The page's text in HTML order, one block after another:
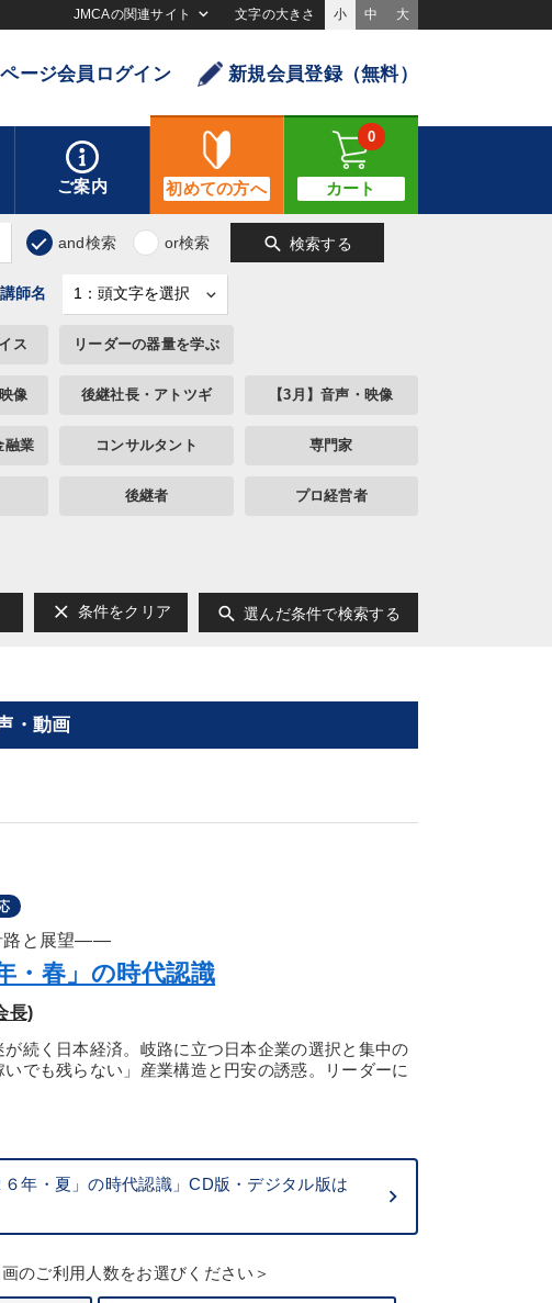
JMCAの関連サイト 文字の大きさ 小 中 大
ージ会員ログイン 新規会員登録（無料）
ご案内 初めての方へ カート
0
and検索 or検索 search 検索する
講師名
ス リーダーの器量を学ぶ
像 後継社長・アトツギ 【3月】音声・映像
融業 コンサルタント 専門家
後継者 プロ経営者
clear 条件をクリア search 選んだ条件で検索する
・動画
路と展望――
・春」の時代認識
長)
続く日本経済。岐路に立つ日本企業の選択と集中の
でも残らない」産業構造と円安の誘惑。リーダーに
年・夏」の時代認識」CD版・デジタル版は
のご利用人数をお選びください＞